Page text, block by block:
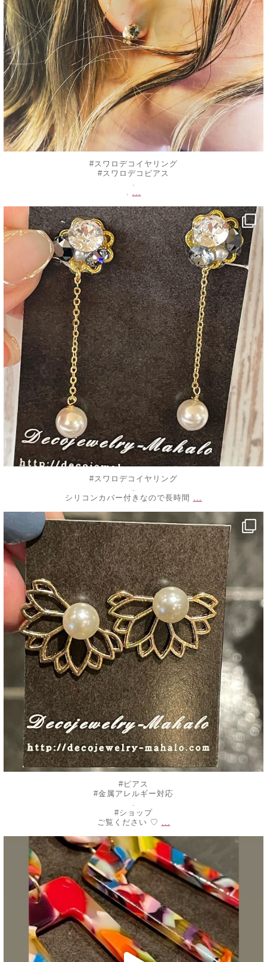
#スワロデコイヤリング
#スワロデコピアス
decojewelrymahalo
8月 17
#スワロデコイヤリング
シリコンカバー付きなので長時間
decojewelrymahalo
7月 25
#ピアス
#金属アレルギー対応
#ショップ
ご覧ください ♡
decojewelrymahalo
7月 24